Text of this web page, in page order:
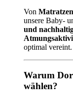
Von
unsere Baby-
und
optimal vereint.
Warum
wählen?